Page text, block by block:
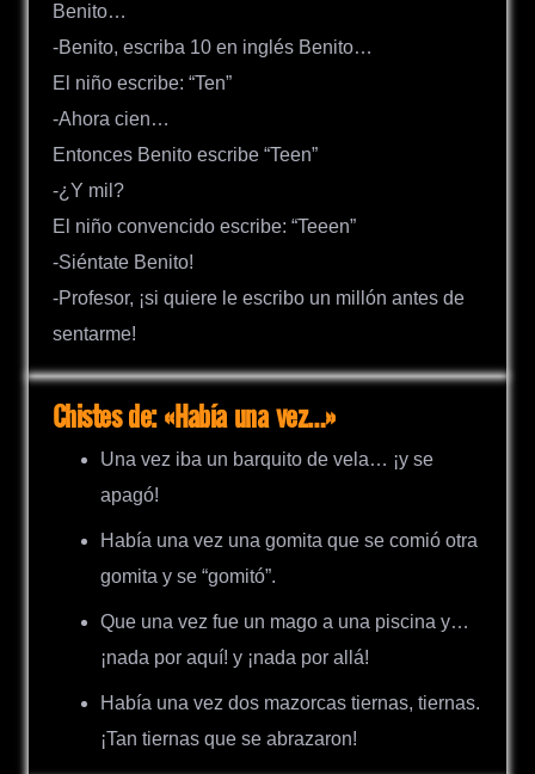
Benito…
-Benito, escriba 10 en inglés Benito…
El niño escribe: “Ten”
-Ahora cien…
Entonces Benito escribe “Teen”
-¿Y mil?
El niño convencido escribe: “Teeen”
-Siéntate Benito!
-Profesor, ¡si quiere le escribo un millón antes de
sentarme!
Chistes de: «Había una vez…»
Una vez iba un barquito de vela… ¡y se
apagó!
Había una vez una gomita que se comió otra
gomita y se “gomitó”.
Que una vez fue un mago a una piscina y…
¡nada por aquí! y ¡nada por allá!
Había una vez dos mazorcas tiernas, tiernas.
¡Tan tiernas que se abrazaron!